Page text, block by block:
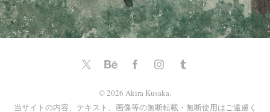
© 2026 Akira Kusaka.
当サイトの内容、テキスト、画像等の無断転載・無断使用はご遠慮く